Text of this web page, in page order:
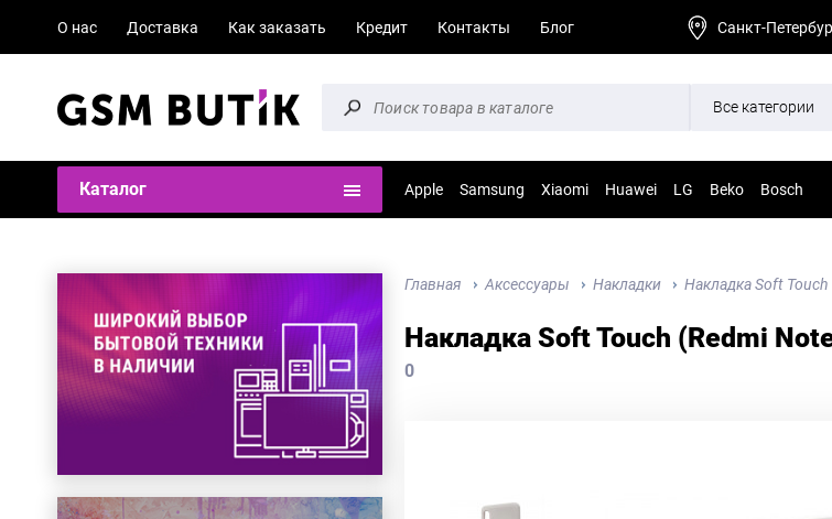
О нас Доставка Как заказать Кредит Контакты Блог Санкт-
Все категории
Каталог Apple Samsung Xiaomi Huawei LG Beko Bosch
Главная Аксессуары Накладки Накладка Soft
Накладка Soft Touch (Redmi
0